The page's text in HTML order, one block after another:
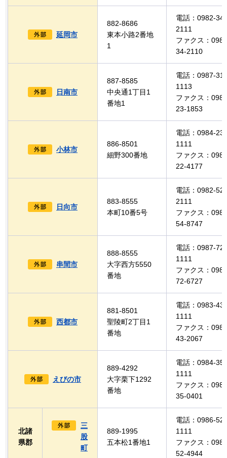
延岡市
882-8686
東本小路2番地
1
電話：0982-34-
2111
ファクス：
34-2110
日南市
887-8585
中央通1丁目1
番地1
電話：0987-31-
1113
ファクス：
23-1853
小林市
886-8501
細野300番地
電話：0984-23-
1111
ファクス：
22-4177
日向市
883-8555
本町10番5号
電話：0982-52-
2111
ファクス：
54-8747
串間市
888-8555
大字西方5550
番地
電話：0987-72-
1111
ファクス：
72-6727
西都市
881-8501
聖陵町2丁目1
番地
電話：0983-43-
1111
ファクス：
43-2067
えびの市
889-4292
大字栗下1292
番地
電話：0984-35-
1111
ファクス：
35-0401
北諸
県郡
三
股
町
889-1995
五本松1番地1
電話：0986-52-
1111
ファクス：
52-4944